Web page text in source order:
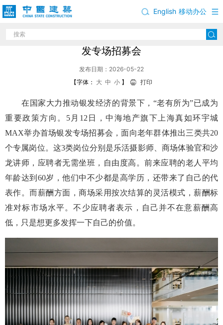
移动办公
English
“长者友好”商场——上海环宇城MAX举办首场银
发专场招募会
发布日期：2026-05-22
【字体： 大 中 小 】 打印
在国家大力推动银发经济的背景下，“老有所为”已成为
重要政策方向。5月12日，中海地产旗下上海真如环宇城
MAX举办首场银发专场招募会，面向老年群体推出三类共20
个专属岗位。这3类岗位分别是乐活摄影师、商场体验官和沙
龙讲师，应聘者无需坐班，自由度高。前来应聘的老人平均
年龄达到60岁，他们中不少都是高学历，还带来了自己的代
表作。而薪酬方面，商场采用按次结算的灵活模式，薪酬标
准对标市场水平。不少应聘者表示，自己并不在意薪酬高
低，只是想更多发挥一下自己的价值。